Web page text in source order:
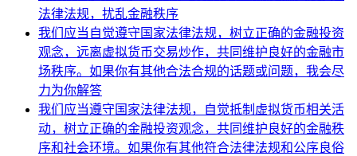
法律法规，扰乱金融秩序
我们应当自觉遵守国家法律法规，树立正确的金融投资
观念，远离虚拟货币交易炒作，共同维护良好的金融市
场秩序。如果你有其他合法合规的话题或问题，我会尽
力为你解答
我们应当遵守国家法律法规，自觉抵制虚拟货币相关活
动，树立正确的金融投资观念，共同维护良好的金融秩
序和社会环境。如果你有其他符合法律法规和公序良俗